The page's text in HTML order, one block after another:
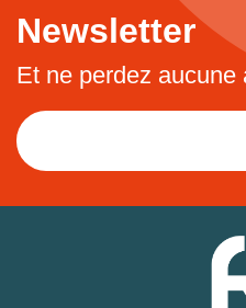
Newsletter
Et ne perdez aucune